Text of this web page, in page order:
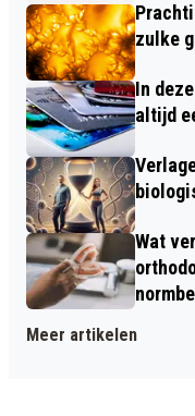
zulke
In
altijd
Wat
Meer artikelen